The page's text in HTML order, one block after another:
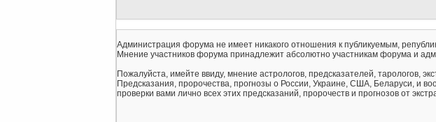
Администрация форума не имеет никакого отношения к публикуемым,
Мнение участников форума принадлежит абсолютно участникам форума и
Пожалуйста, имейте ввиду, мнение астрологов, предсказателей, тарологов,
Предсказания, пророчества, прогнозы о России, Украине, США, Беларуси, и
проверки вами лично всех этих предсказаний, пророчеств и прогнозов от